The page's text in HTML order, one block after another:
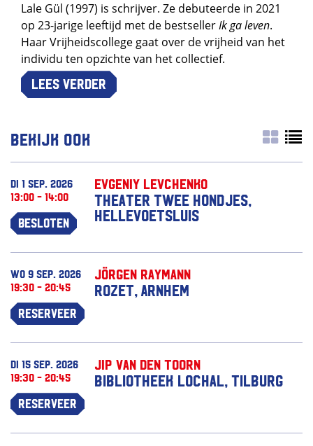
Lale Gül (1997) is schrijver. Ze debuteerde in 2021
op 23-jarige leeftijd met de bestsellerIk ga leven.
Haar Vrijheidscollege gaat over de vrijheid van het
individu ten opzichte van het collectief.
Lees verder
Bekijk ook
Evgeniy Levchenko
Theater Twee Hondjes,
Hellevoetsluis
di 1 sep. 2026
13:00 - 14:00
Besloten
Jörgen Raymann
Rozet, Arnhem
wo 9 sep. 2026
19:30 - 20:45
Reserveer
Jip van den Toorn
Bibliotheek Lochal, Tilburg
di 15 sep. 2026
19:30 - 20:45
Reserveer